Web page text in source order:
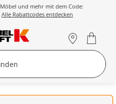
und mehr mit dem Code:
Alle Rabattcodes entdecken